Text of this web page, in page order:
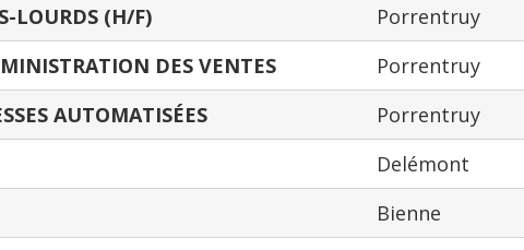
LOURDS (H/F)
Porrentruy
DES VENTES
Porrentruy
AUTOMATISÉES
Porrentruy
Delémont
Bienne